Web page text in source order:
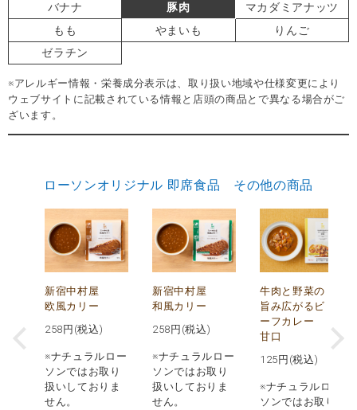
バナナ
豚肉
マカダミアナッツ
もも
やまいも
りんご
ゼラチン
※アレルギー情報・栄養成分表示は、取り扱い地域や仕様変更により
ウェブサイトに記載されている情報と店頭の商品とで異なる場合がご
ざいます。
ローソンオリジナル 即席食品 その他の商品
新宿中村屋
欧風カリー
258 円(税込)
※ナチュラルロー
ソンではお取り
扱いしておりま
せん。
新宿中村屋
和風カリー
258 円(税込)
※ナチュラルロー
ソンではお取り
扱いしておりま
せん。
牛肉と野菜の
旨み広がるビ
ーフカレー
甘口
125 円(税込)
※ナチュラルロー
ソンではお取り